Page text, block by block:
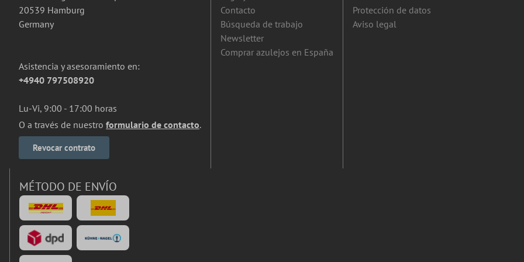
20539 Hamburg
Germany
Asistencia y asesoramiento en:
+4940 797508920
Lu-Vi, 9:00 - 17:00 horas
O a través de nuestro formulario de contacto.
Revocar contrato
Contacto
Búsqueda de trabajo
Newsletter
Comprar azulejos en España
Protección de datos
Aviso legal
MÉTODO DE ENVÍO